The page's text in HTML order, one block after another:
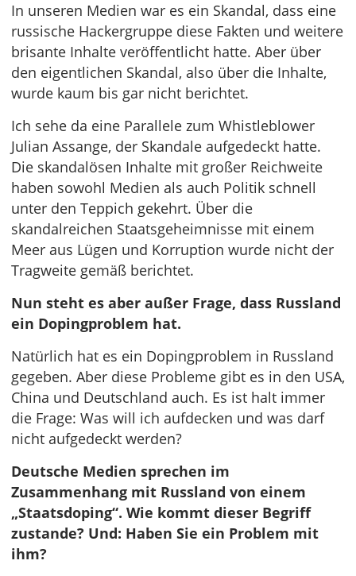
In unseren Medien war es ein Skandal, dass eine
russische Hackergruppe diese Fakten und weitere
brisante Inhalte veröffentlicht hatte. Aber über
den eigentlichen Skandal, also über die Inhalte,
wurde kaum bis gar nicht berichtet.
Ich sehe da eine Parallele zum Whistleblower
Julian Assange, der Skandale aufgedeckt hatte.
Die skandalösen Inhalte mit großer Reichweite
haben sowohl Medien als auch Politik schnell
unter den Teppich gekehrt. Über die
skandalreichen Staatsgeheimnisse mit einem
Meer aus Lügen und Korruption wurde nicht der
Tragweite gemäß berichtet.
Nun steht es aber außer Frage, dass Russland
ein Dopingproblem hat.
Natürlich hat es ein Dopingproblem in Russland
gegeben. Aber diese Probleme gibt es in den USA,
China und Deutschland auch. Es ist halt immer
die Frage: Was will ich aufdecken und was darf
nicht aufgedeckt werden?
Deutsche Medien sprechen im
Zusammenhang mit Russland von einem
„Staatsdoping“. Wie kommt dieser Begriff
zustande? Und: Haben Sie ein Problem mit
ihm?